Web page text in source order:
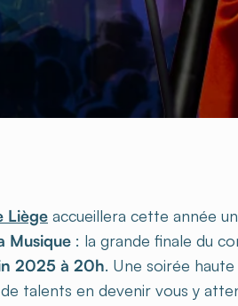
Liège accueillera cette année
Musique : la grande finale du
2025 à 20h. Une soirée
talents en devenir vous y